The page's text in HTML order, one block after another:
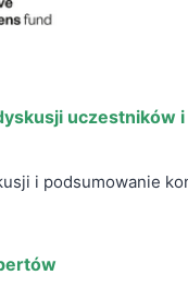
uczestników
i podsumowanie